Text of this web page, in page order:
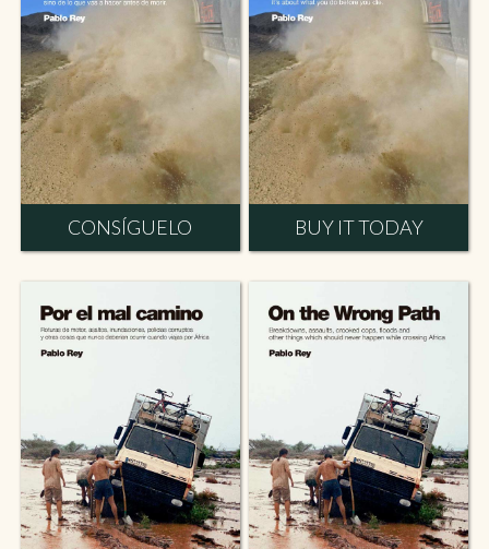
CONSÍGUELO BUY IT TODAY